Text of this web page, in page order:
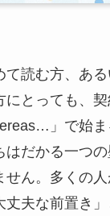
て読む方、あ
にとっても、
」で始
はだかる一つ
せん。多くの
丈夫な前置き